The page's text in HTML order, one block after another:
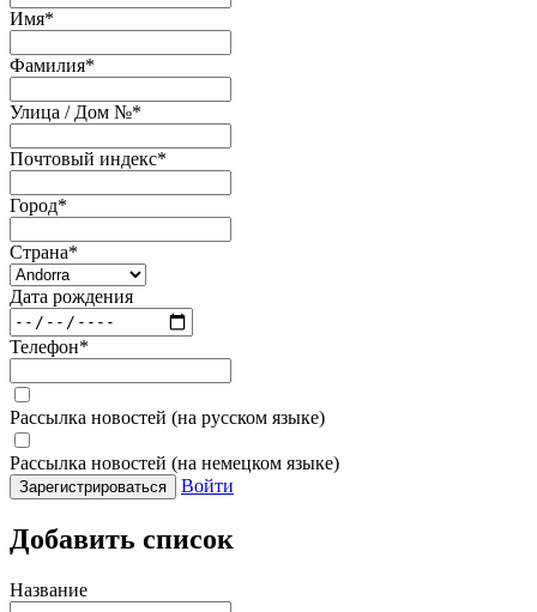
Имя*
Фамилия*
Улица / Дом №*
Почтовый индекс*
Город*
Страна*
Дата рождения
Телефон*
Рассылка новостей (на русском языке)
Рассылка новостей (на немецком языке)
Зарегистрироваться Войти
Добавить список
Название